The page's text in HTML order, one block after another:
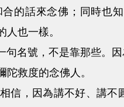
的話來念佛；同時也
也一樣。
名號，不是靠那些。因
救度的念佛人。
，因為講不好、講不